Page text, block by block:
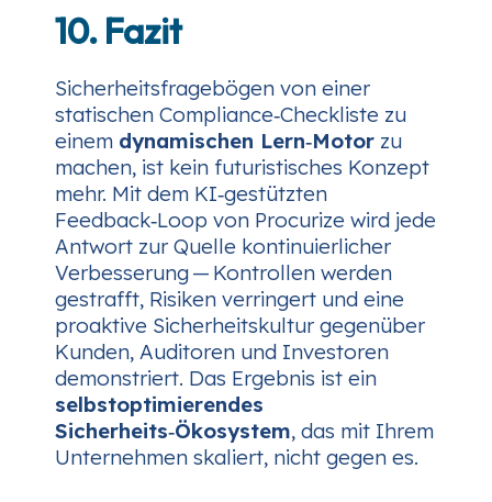
10. Fazit
Sicherheitsfragebögen von einer
statischen Compliance‑Checkliste zu
einem dynamischen Lern‑Motor zu
machen, ist kein futuristisches Konzept
mehr. Mit dem KI‑gestützten
Feedback‑Loop von Procurize wird jede
Antwort zur Quelle kontinuierlicher
Verbesserung — Kontrollen werden
gestrafft, Risiken verringert und eine
proaktive Sicherheitskultur gegenüber
Kunden, Auditoren und Investoren
demonstriert. Das Ergebnis ist ein
selbstoptimierendes
Sicherheits‑Ökosystem, das mit Ihrem
Unternehmen skaliert, nicht gegen es.